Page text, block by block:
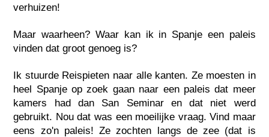
verhuizen!
Maar waarheen? Waar kan ik in Spanje een paleis
vinden dat groot genoeg is?
Ik stuurde Reispieten naar alle kanten. Ze moesten in
heel Spanje op zoek gaan naar een paleis dat meer
kamers had dan San Seminar en dat niet werd
gebruikt. Nou dat was een moeilijke vraag. Vind maar
eens zo'n paleis! Ze zochten langs de zee (dat is